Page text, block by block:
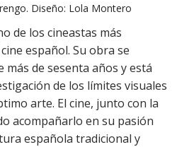
Diseño: Lola Montero
de los cineastas más
español. Su obra se
más de sesenta años y está
de los límites visuales
arte. El cine, junto con la
acompañarlo en su pasión
española tradicional y